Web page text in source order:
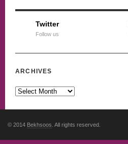
Twitter
Follow us
ARCHIVES
© 2014 Bekhsoos . All rights reserved.